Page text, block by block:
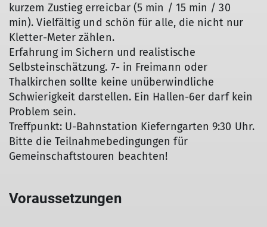
kurzem Zustieg erreicbar (5 min / 15 min / 30
min). Vielfältig und schön für alle, die nicht nur
Kletter-Meter zählen.
Erfahrung im Sichern und realistische
Selbsteinschätzung. 7- in Freimann oder
Thalkirchen sollte keine unüberwindliche
Schwierigkeit darstellen. Ein Hallen-6er darf kein
Problem sein.
Treffpunkt: U-Bahnstation Kieferngarten 9:30 Uhr.
Bitte die Teilnahmebedingungen für
Gemeinschaftstouren beachten!
Voraussetzungen